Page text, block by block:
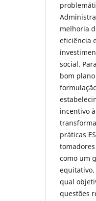
melhoria
eficiência
social.
bom
incentivo
práticas
como um
qual
questões